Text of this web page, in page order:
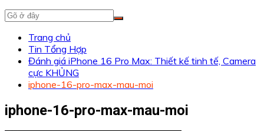
Trang chủ
Tin Tổng Hợp
Đánh giá iPhone 16 Pro Max: Thiết kế tinh tế, Camera
cực KHỦNG
iphone-16-pro-max-mau-moi
iphone-16-pro-max-mau-moi